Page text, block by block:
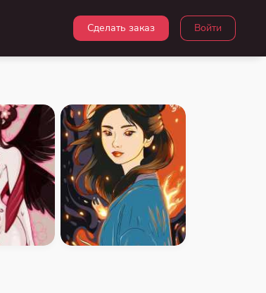
Войти
Сделать заказ